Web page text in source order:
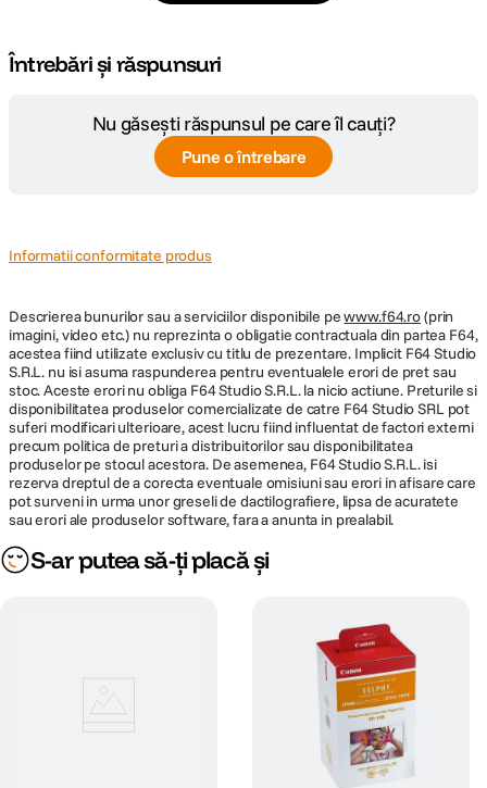
Întrebări și răspunsuri
Nu găsești răspunsul pe care îl cauți?
Pune o întrebare
Informatii conformitate produs
Descrierea bunurilor sau a serviciilor disponibile pewww.f64.ro(prin
imagini, video etc.) nu reprezinta o obligatie contractuala din partea F64,
acestea fiind utilizate exclusiv cu titlu de prezentare. Implicit F64 Studio
S.R.L. nu isi asuma raspunderea pentru eventualele erori de pret sau
stoc. Aceste erori nu obliga F64 Studio S.R.L. la nicio actiune. Preturile si
disponibilitatea produselor comercializate de catre F64 Studio SRL pot
suferi modificari ulterioare, acest lucru fiind influentat de factori externi
precum politica de preturi a distribuitorilor sau disponibilitatea
produselor pe stocul acestora. De asemenea, F64 Studio S.R.L. isi
rezerva dreptul de a corecta eventuale omisiuni sau erori in afisare care
pot surveni in urma unor greseli de dactilografiere, lipsa de acuratete
sau erori ale produselor software, fara a anunta in prealabil.
S-ar putea să-ți placă și